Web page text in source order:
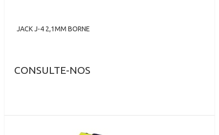
JACK J-4 2,1MM BORNE
CONSULTE-NOS